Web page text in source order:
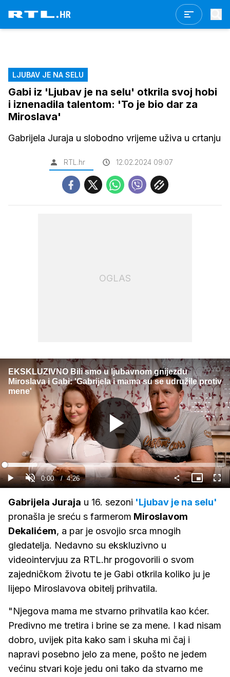
LJUBAV JE NA SELU
Gabi iz 'Ljubav je na selu' otkrila svoj hobi
i iznenadila talentom: 'To je bio dar za
Miroslava'
Gabrijela Juraja u slobodno vrijeme uživa u crtanju
RTL.hr 12.02.2024 09:07
OGLAS
EKSKLUZIVNO Bili smo u ljubavnom gnijezdu
Miroslava i Gabi: 'Gabrijela i mama su se udružile protiv
mene'
Gledaj
GledajUpali
zvuk
Current
Time
0:00 / Duration
4:26
Loaded:
14.98%
Slika
u
Gabrijela Juraja u 16. sezoni 'Ljubav je na selu'
pronašla je sreću s farmerom Miroslavom
Dekalićem, a par je osvojio srca mnogih
gledatelja. Nedavno su ekskluzivno u
videointervjuu za RTL.hr progovorili o svom
zajedničkom životu te je Gabi otkrila koliko ju je
lijepo Miroslavova obitelj prihvatila.
"Njegova mama me stvarno prihvatila kao kćer.
Predivno me tretira i brine se za mene. I kad nisam
dobro, uvijek pita kako sam i skuha mi čaj i
napravi posebno jelo za mene, pošto ne jedem
većinu stvari koje jedu oni tako da stvarno me